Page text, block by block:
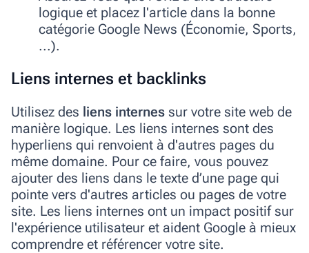
logique et placez l'article dans la bonne
catégorie Google News (Économie, Sports,
...).
Liens internes et backlinks
Utilisez des liens internes sur votre site web de
manière logique. Les liens internes sont des
hyperliens qui renvoient à d'autres pages du
même domaine. Pour ce faire, vous pouvez
ajouter des liens dans le texte d’une page qui
pointe vers d'autres articles ou pages de votre
site. Les liens internes ont un impact positif sur
l'expérience utilisateur et aident Google à mieux
comprendre et référencer votre site.